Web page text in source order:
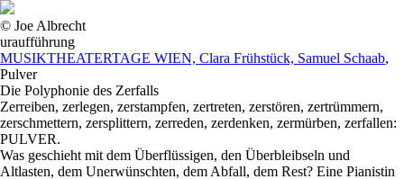
© Joe Albrecht
uraufführung
MUSIKTHEATERTAGE WIEN, Clara Frühstück, Samuel Schaab,
Pulver
Die Polyphonie des Zerfalls
Zerreiben, zerlegen, zerstampfen, zertreten, zerstören, zertrümmern,
zerschmettern, zersplittern, zerreden, zerdenken, zermürben, zerfallen:
PULVER.
Was geschieht mit dem Überflüssigen, den Überbleibseln und
Altlasten, dem Unerwünschten, dem Abfall, dem Rest? Eine Pianistin